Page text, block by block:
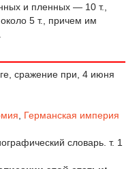
и пленных — 10 т.,
5 т., причем им
сражение при, 4 июня
Германская империя
словарь. т. 1